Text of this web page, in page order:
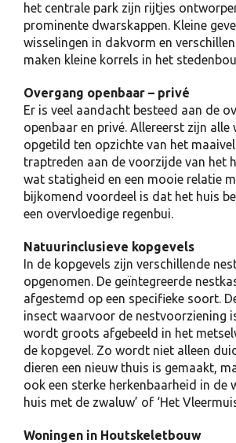
het centrale park zijn rijtjes
prominente dwarskappen. Kleine
wisselingen in dakvorm en
maken kleine korrels in het
Overgang openbaar – privé
Er is veel aandacht besteed aan de
openbaar en privé. Allereerst zijn alle
opgetild ten opzichte van het
traptreden aan de voorzijde van het
wat statigheid en een mooie relatie
bijkomend voordeel is dat het huis
een overvloedige regenbui.
Natuurinclusieve kopgevels
In de kopgevels zijn verschillende
opgenomen. De geïntegreerde
afgestemd op een specifieke soort.
insect waarvoor de nestvoorziening
wordt groots afgebeeld in het
de kopgevel. Zo wordt niet alleen
dieren een nieuw thuis is gemaakt,
ook een sterke herkenbaarheid in de
huis met de zwaluw’ of ‘Het
Woningen in Houtskeletbouw